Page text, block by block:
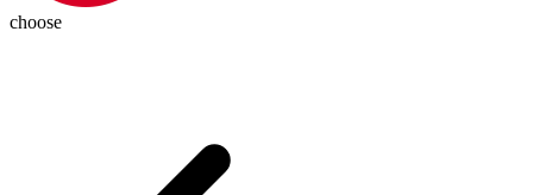
choose